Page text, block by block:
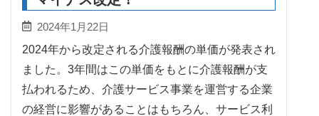
2024年1月22日
2024年から改定される介護報酬の単価が発表され
ました。3年間はこの単価をもとに介護報酬が支
払われるため、介護サービス事業を運営する企業
の経営に影響があることはもちろん、サービス利